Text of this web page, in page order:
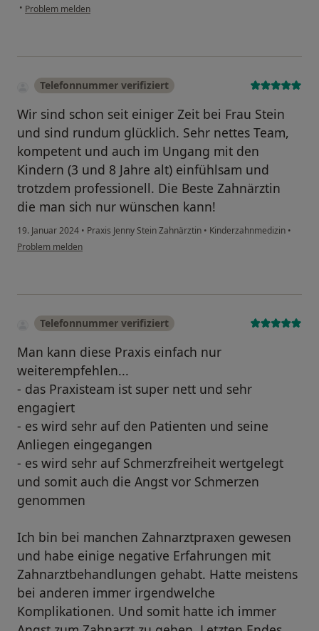
• Problem melden
Telefonnummer verifiziert
Wir sind schon seit einiger Zeit bei Frau Stein
und sind rundum glücklich. Sehr nettes Team,
kompetent und auch im Ungang mit den
Kindern (3 und 8 Jahre alt) einfühlsam und
trotzdem professionell. Die Beste Zahnärztin
die man sich nur wünschen kann!
19. Januar 2024 • Praxis Jenny Stein Zahnärztin • Kinderzahnmedizin •
Problem melden
Telefonnummer verifiziert
Man kann diese Praxis einfach nur
weiterempfehlen...
- das Praxisteam ist super nett und sehr
engagiert
- es wird sehr auf den Patienten und seine
Anliegen eingegangen
- es wird sehr auf Schmerzfreiheit wertgelegt
und somit auch die Angst vor Schmerzen
genommen
Ich bin bei manchen Zahnarztpraxen gewesen
und habe einige negative Erfahrungen mit
Zahnarztbehandlungen gehabt. Hatte meistens
bei anderen immer irgendwelche
Komplikationen. Und somit hatte ich immer